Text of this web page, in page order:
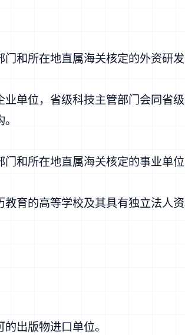
和所在地直属海关核定的外资研
位，省级科技主管部门会同省
和所在地直属海关核定的事业单
的高等学校及其具有独立法人
出版物进口单位。